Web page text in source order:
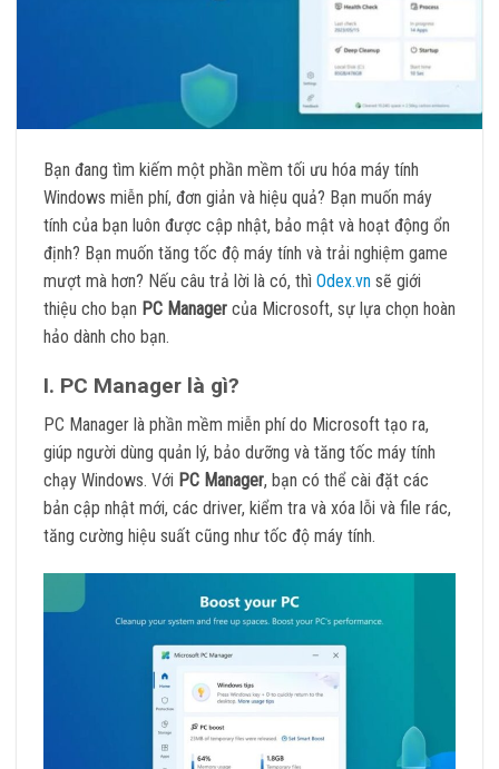
Bạn đang tìm kiếm một phần mềm tối ưu hóa máy tính
Windows miễn phí, đơn giản và hiệu quả? Bạn muốn máy
tính của bạn luôn được cập nhật, bảo mật và hoạt động ổn
định? Bạn muốn tăng tốc độ máy tính và trải nghiệm game
mượt mà hơn? Nếu câu trả lời là có, thì Odex.vn sẽ giới
thiệu cho bạn PC Manager của Microsoft, sự lựa chọn hoàn
hảo dành cho bạn.
I. PC Manager là gì?
PC Manager là phần mềm miễn phí do Microsoft tạo ra,
giúp người dùng quản lý, bảo dưỡng và tăng tốc máy tính
chạy Windows. Với PC Manager, bạn có thể cài đặt các
bản cập nhật mới, các driver, kiểm tra và xóa lỗi và file rác,
tăng cường hiệu suất cũng như tốc độ máy tính.